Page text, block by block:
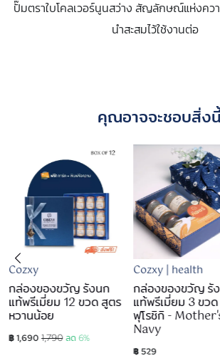
ปั๊มตราใบโคลเวอร์นูนสว่าง สัญลักษณ์แห่งคว
นำสะสมไว้ใช้งานต่อ
คุณอาจจะชอบสิ่ง
Cozxy
กล่องของขวัญ รังนก
แท้พรีเมี่ยม 12 ขวด สูตร
หวานน้อย
฿ 1,690 1,790 ลด 6%
Cozxy | health
กล่องของขวัญ รั
แท้พรีเมี่ยม 3 ขว
ฟุโรชิกิ -
Navy
฿ 529